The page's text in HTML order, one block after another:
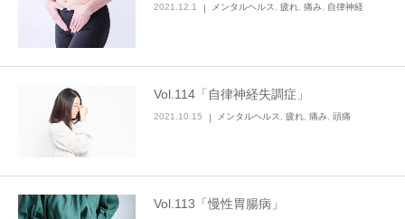
2021.12.1 メンタルヘルス 疲れ 痛み 自律神経
Vol.114「自律神経失調症」
2021.10.15 メンタルヘルス 疲れ 痛み 頭痛
Vol.113「慢性胃腸病」